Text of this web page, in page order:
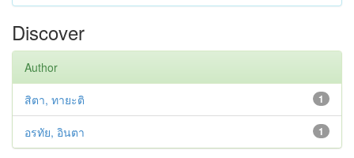
Discover
Author
1
สิตา, ทายะติ
1
อรทัย, อินตา